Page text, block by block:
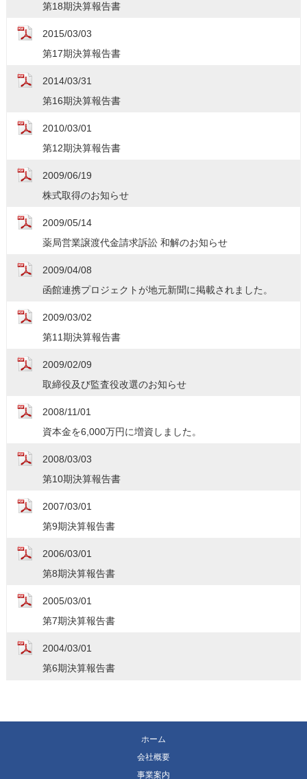
第18期決算報告書
2015/03/03
第17期決算報告書
2014/03/31
第16期決算報告書
2010/03/01
第12期決算報告書
2009/06/19
株式取得のお知らせ
2009/05/14
薬局営業譲渡代金請求訴訟 和解のお知らせ
2009/04/08
函館連携プロジェクトが地元新聞に掲載されました。
2009/03/02
第11期決算報告書
2009/02/09
取締役及び監査役改選のお知らせ
2008/11/01
資本金を6,000万円に増資しました。
2008/03/03
第10期決算報告書
2007/03/01
第9期決算報告書
2006/03/01
第8期決算報告書
2005/03/01
第7期決算報告書
2004/03/01
第6期決算報告書
ホーム
会社概要
事業案内